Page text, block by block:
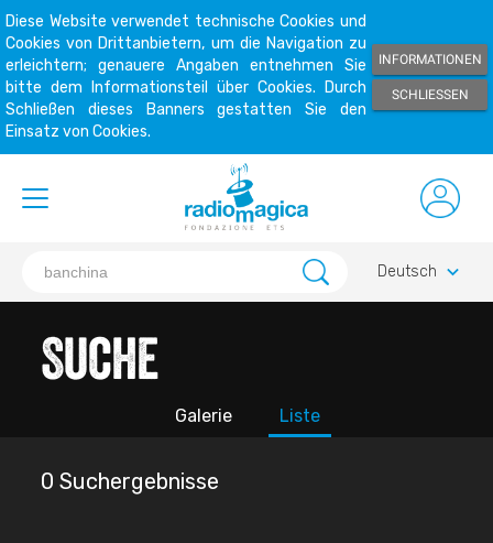
Diese Website verwendet technische Cookies und
Cookies von Drittanbietern, um die Navigation zu
erleichtern; genauere Angaben entnehmen Sie
bitte dem Informationsteil über Cookies. Durch
Schließen dieses Banners gestatten Sie den
Einsatz von Cookies.
INFORMATIONEN
SCHLIESSEN
Deutsch keyboard_arrow_down
Suche
Galerie Liste
0 Suchergebnisse